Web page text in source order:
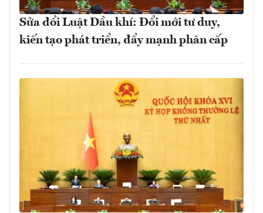
Sửa đổi Luật Dầu khí: Đổi mới tư duy,
kiến tạo phát triển, đẩy mạnh phân cấp